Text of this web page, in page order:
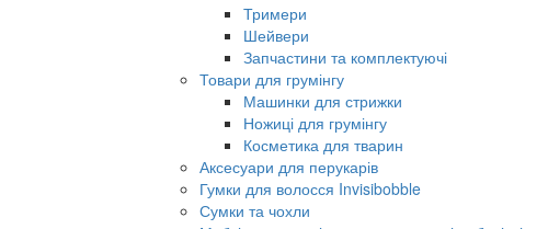
Тримери
Шейвери
Запчастини та комплектуючі
Товари для грумінгу
Машинки для стрижки
Ножиці для грумінгу
Косметика для тварин
Аксесуари для перукарів
Гумки для волосся Invisibobble
Сумки та чохли